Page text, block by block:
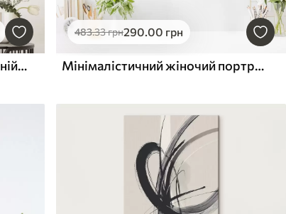
Елегантні вихори в монохромній гармонії
483.33грн290.00 грн
Мінімалістичний жіночий портрет у чорно-білих тонах